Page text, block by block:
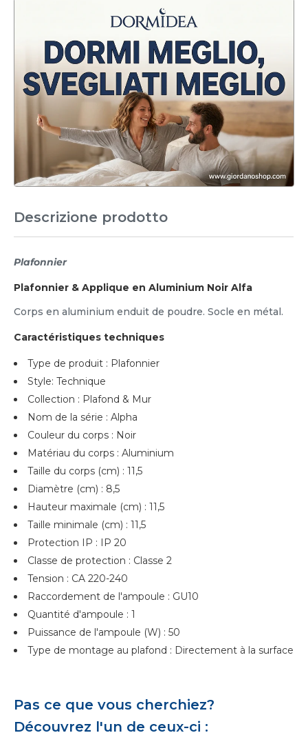
Descrizione prodotto
Plafonnier
Plafonnier & Applique en Aluminium Noir Alfa
Corps en aluminium enduit de poudre. Socle en métal.
Caractéristiques techniques
Type de produit : Plafonnier
Style: Technique
Collection : Plafond & Mur
Nom de la série : Alpha
Couleur du corps : Noir
Matériau du corps : Aluminium
Taille du corps (cm) : 11,5
Diamètre (cm) : 8,5
Hauteur maximale (cm) : 11,5
Taille minimale (cm) : 11,5
Protection IP : IP 20
Classe de protection : Classe 2
Tension : CA 220-240
Raccordement de l'ampoule : GU10
Quantité d'ampoule : 1
Puissance de l'ampoule (W) : 50
Type de montage au plafond : Directement à la surface
Pas ce que vous cherchiez?
Découvrez l'un de ceux-ci :